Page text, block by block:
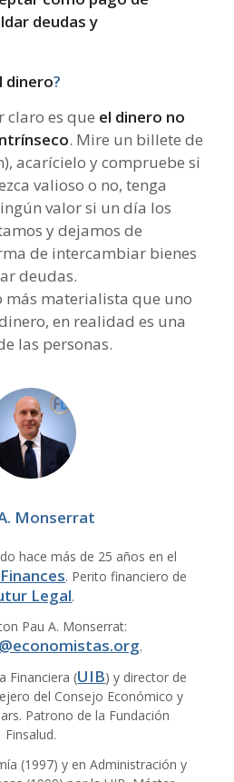
deudas y
dinero?
claro es que el dinero no
. Mire un billete de
acarícielo y compruebe si
valioso o no, tenga
valor si un día los
y dejamos de
de intercambiar bienes
deudas.
más materialista que uno
en realidad es una
las personas.
Monserrat
hace más de 25 años en el
. Perito financiero de
Legal.
Pau A. Monserrat:
.
Financiera (UIB) y director de
del Consejo Económico y
Patrono de la Fundación
Finsalud.
(1997) y en Administración y